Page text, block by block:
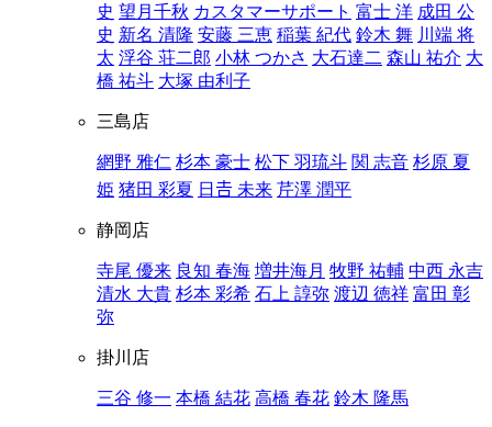
史 望月千秋 カスタマーサポート 富士 洋 成田 公
史 新名 清隆 安藤 三恵 稲葉 紀代 鈴木 舞 川端 将
太 浮谷 荘二郎 小林 つかさ 大石達二 森山 祐介 大
橋 祐斗 大塚 由利子
三島店
網野 雅仁 杉本 豪士 松下 羽琉斗 関 志音 杉原 夏
姫 猪田 彩夏 日𠮷 未来 芹澤 潤平
静岡店
寺尾 優来 良知 春海 増井海月 牧野 祐輔 中西 永吉
清水 大貴 杉本 彩希 石上 諄弥 渡辺 徳祥 富田 彰
弥
掛川店
三谷 修一 本橋 結花 高橋 春花 鈴木 隆馬